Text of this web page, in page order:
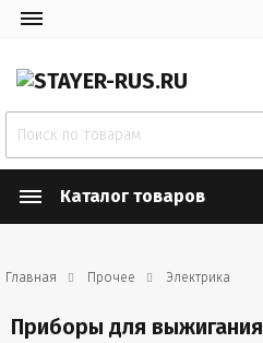
Каталог товаров
Главная Прочее Электрика
Приборы для выжигания